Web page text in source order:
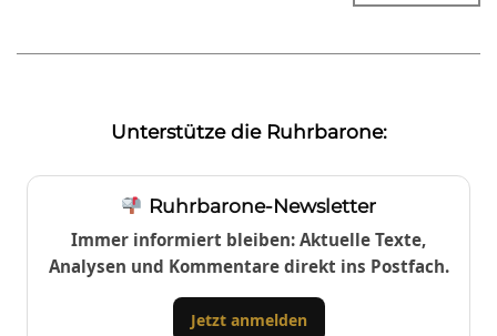
Unterstütze die Ruhrbarone:
Ruhrbarone-Newsletter
Immer informiert bleiben: Aktuelle Texte,
Analysen und Kommentare direkt ins Postfach.
Jetzt anmelden